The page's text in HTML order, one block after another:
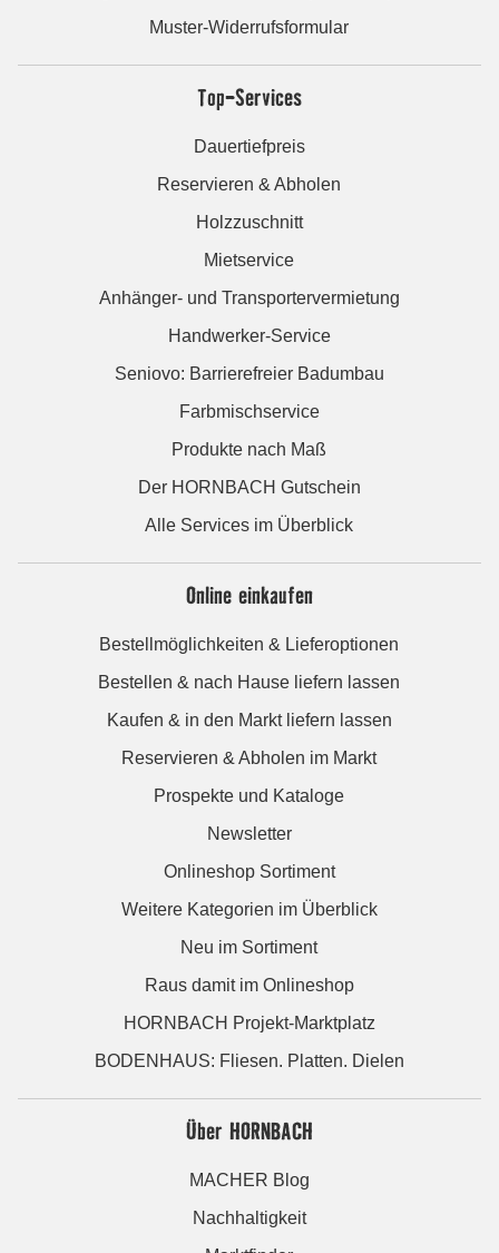
Muster-Widerrufsformular
Top-Services
Dauertiefpreis
Reservieren & Abholen
Holzzuschnitt
Mietservice
Anhänger- und Transportervermietung
Handwerker-Service
Seniovo: Barrierefreier Badumbau
Farbmischservice
Produkte nach Maß
Der HORNBACH Gutschein
Alle Services im Überblick
Online einkaufen
Bestellmöglichkeiten & Lieferoptionen
Bestellen & nach Hause liefern lassen
Kaufen & in den Markt liefern lassen
Reservieren & Abholen im Markt
Prospekte und Kataloge
Newsletter
Onlineshop Sortiment
Weitere Kategorien im Überblick
Neu im Sortiment
Raus damit im Onlineshop
HORNBACH Projekt-Marktplatz
BODENHAUS: Fliesen. Platten. Dielen
Über HORNBACH
MACHER Blog
Nachhaltigkeit